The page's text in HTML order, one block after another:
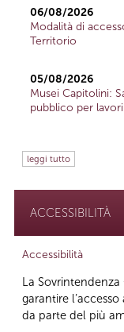
06/08/2026
Modalità di
Territorio
05/08/2026
Musei Capitolini:
pubblico per lavori
leggi tutto
ACCESSIBILITÀ
Accessibilità
La
garantire
da parte del più